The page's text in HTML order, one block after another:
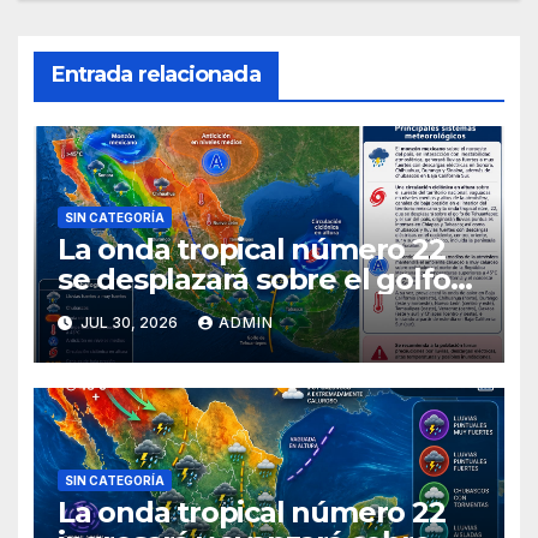
Entrada relacionada
SIN CATEGORÍA
La onda tropical número 22
se desplazará sobre el golfo
de Tehuantepec y el sur del
país
JUL 30, 2026 ADMIN
SIN CATEGORÍA
La onda tropical número 22